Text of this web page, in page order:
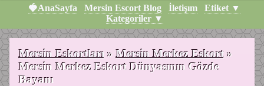
🍓AnaSayfa Mersin Escort Blog İletişım
Etiket ▼
Kategoriler ▼
Mersin Eskortları »Mersin Merkez Eskort »
Mersin Merkez Eskort Dünyasının Gözde
Bayanı